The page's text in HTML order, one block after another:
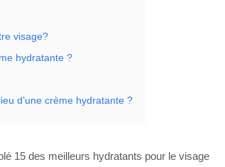
visage?
hydratante ?
d’une crème hydratante ?
15 des meilleurs hydratants pour le visage